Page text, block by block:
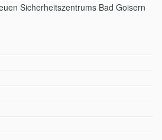
Sicherheitszentrums Bad Goisern